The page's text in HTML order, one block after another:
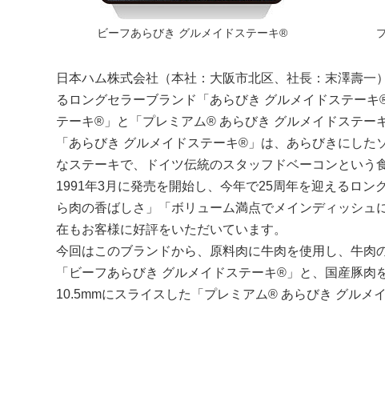
ビーフあらびき グルメイドステーキ®
日本ハム株式会社（本社：大阪市北区、社長：末澤壽一
るロングセラーブランド「あらびき グルメイドステー
テーキ®」と「プレミアム® あらびき グルメイドステー
「あらびき グルメイドステーキ®」は、あらびきにし
なステーキで、ドイツ伝統のスタッフドベーコンという
1991年3月に発売を開始し、今年で25周年を迎えるロン
ら肉の香ばしさ」「ボリューム満点でメインディッシュ
在もお客様に好評をいただいています。
今回はこのブランドから、原料肉に牛肉を使用し、牛肉
「ビーフあらびき グルメイドステーキ®」と、国産豚
10.5mmにスライスした「プレミアム® あらびき グルメ